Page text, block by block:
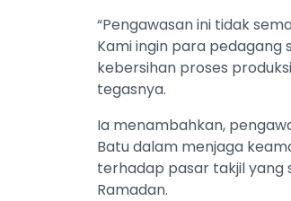
“Pengawasan ini tidak
Kami ingin para
kebersihan proses
tegasnya.
Ia menambahkan,
Batu dalam menjaga
terhadap pasar takjil yang
Ramadan.